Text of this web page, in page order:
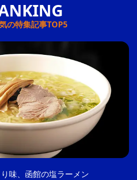
の特集記事TOP5
味、函館の塩ラーメン